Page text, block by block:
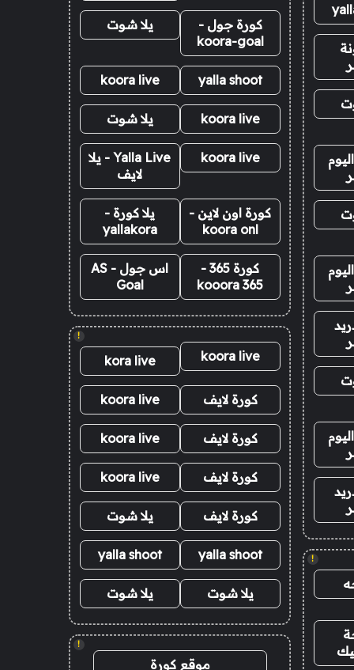
!
كورة جول -
koora-goal
يلا شوت
yalla shoot
koora live
koora live يلا شوت
koora live
Yalla Live - يلا
لايف
كورة اون لاين -
koora onl
يلا كورة -
yallakora
كورة 365 -
kooora 365
اس جول - AS
Goal
!
koora live
kora live
كورة لايف koora live
كورة لايف koora live
كورة لايف koora live
كورة لايف يلا شوت
yalla shoot
yalla shoot
يلا شوت يلا شوت
!
موقع كورة